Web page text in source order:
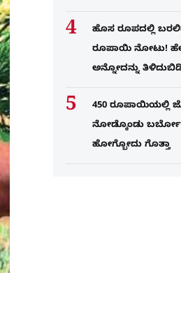
ಹೊಸ ರೂಪದಲ್ಲಿ
ರೂಪಾಯಿ ನೋಟು!
ಅನ್ನೋದನ್ನು
450 ರೂಪಾಯಿಯಲ್ಲಿ
ನೋಡ್ಕೊಂಡು
ಹೋಗ್ಬೋದು ಗೊತ್ತಾ